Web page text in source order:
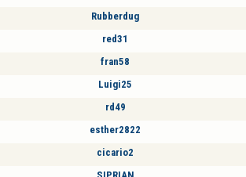
Rubberdug
red31
fran58
Luigi25
rd49
esther2822
cicario2
SIPRIAN